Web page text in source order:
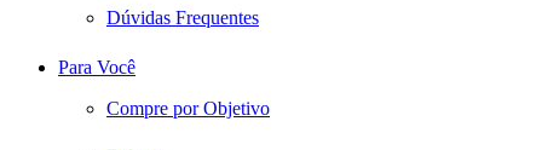
Dúvidas Frequentes
Para Você
Compre por Objetivo